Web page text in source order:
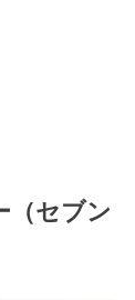
（セブン